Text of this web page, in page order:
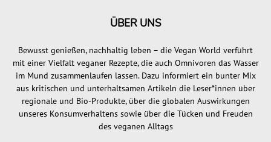
ÜBER UNS
Bewusst genießen, nachhaltig leben – die Vegan World verführt
mit einer Vielfalt veganer Rezepte, die auch Omnivoren das Wasser
im Mund zusammenlaufen lassen. Dazu informiert ein bunter Mix
aus kritischen und unterhaltsamen Artikeln die Leser*innen über
regionale und Bio-Produkte, über die globalen Auswirkungen
unseres Konsumverhaltens sowie über die Tücken und Freuden
des veganen Alltags